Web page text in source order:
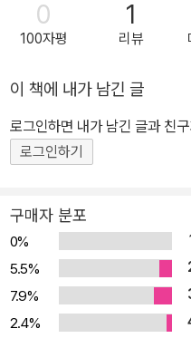
0
100자평
1
리뷰
이 책에 내가 남긴 글
로그인하면 내가 남긴 글과 친
로그인하기
구매자 분포
0%
5.5%
7.9%
2.4%